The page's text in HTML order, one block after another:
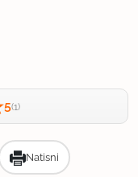
5(1)
Natisni